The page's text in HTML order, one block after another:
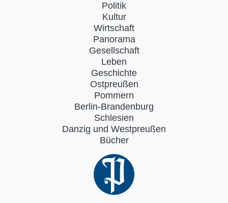
Politik
Kultur
Wirtschaft
Panorama
Gesellschaft
Leben
Geschichte
Ostpreußen
Pommern
Berlin-Brandenburg
Schlesien
Danzig und Westpreußen
Bücher